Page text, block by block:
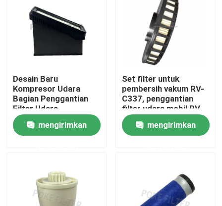
Produk
Video
Elemen Filter Hidraulik
Elemen Filter oli
Elemen filter bahan bakar
elemen filter udara
Kartrid Filter Pompa Vakum
Desain Baru
Kompresor Udara
Bagian Penggantian
Filter Udara
Honeycomb 12248978
12248979 C45002
SA17695
mengirimkan
Set filter untuk
pembersih vakum RV-
C337, penggantian
filter udara mobil RV-
C344
mengirimkan